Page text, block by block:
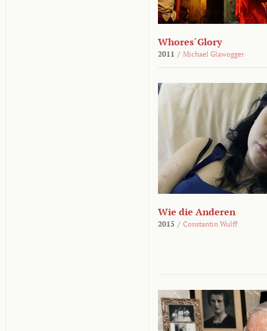
Whores´Glory
2011 / Michael Glawogger
Wie die Anderen
2015 / Constantin Wulff